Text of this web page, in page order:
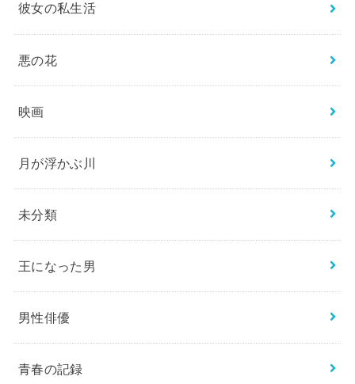
彼女の私生活
悪の花
映画
月が浮かぶ川
未分類
王になった男
男性俳優
青春の記録